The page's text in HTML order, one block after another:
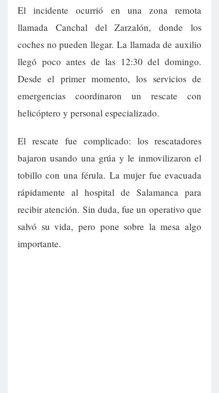
El incidente ocurrió en una zona remota
llamada Canchal del Zarzalón, donde los
coches no pueden llegar. La llamada de auxilio
llegó poco antes de las 12:30 del domingo.
Desde el primer momento, los servicios de
emergencias coordinaron un rescate con
helicóptero y personal especializado.
El rescate fue complicado: los rescatadores
bajaron usando una grúa y le inmovilizaron el
tobillo con una férula. La mujer fue evacuada
rápidamente al hospital de Salamanca para
recibir atención. Sin duda, fue un operativo que
salvó su vida, pero pone sobre la mesa algo
importante.